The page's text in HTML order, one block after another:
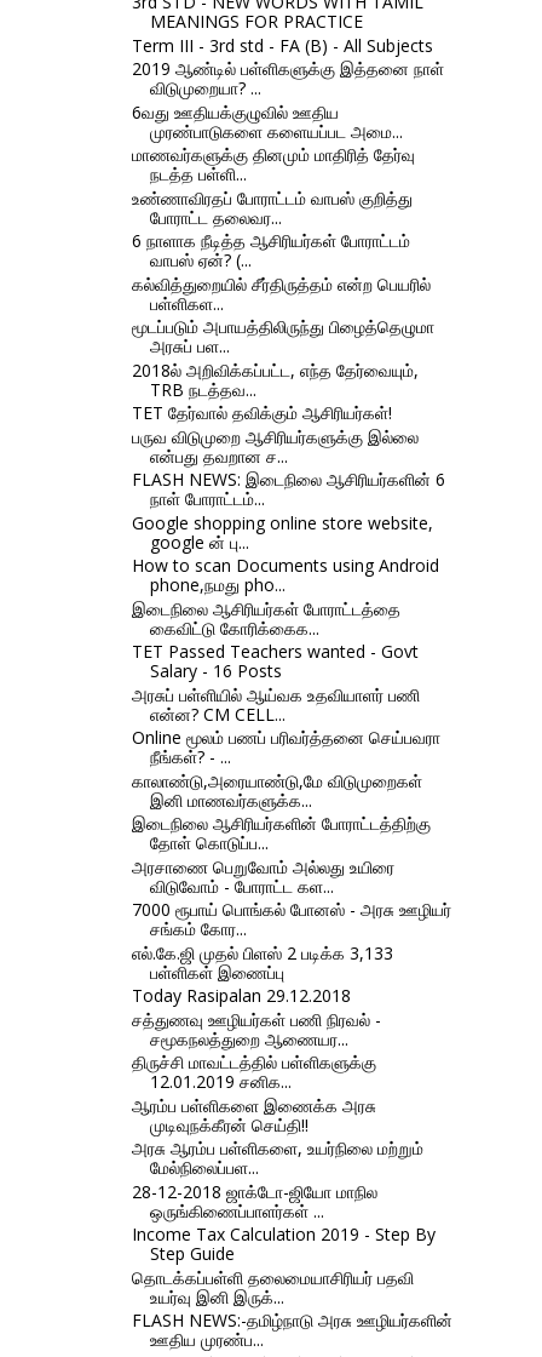
MEANINGS FOR PRACTICE
Term III - 3rd std - FA (B) - All Subjects
2019 ஆண்டில் பள்ளிகளுக்கு இத்தனை நாள்
விடுமுறையா? ...
6வது ஊதியக்குழுவில் ஊதிய
முரண்பாடுகளை களையப்பட அமை...
மாணவர்களுக்கு தினமும் மாதிரித் தேர்வு
நடத்த பள்ளி...
உண்ணாவிரதப் போராட்டம் வாபஸ் குறித்து
போராட்ட தலைவர...
6 நாளாக நீடித்த ஆசிரியர்கள் போராட்டம்
வாபஸ் ஏன்? (...
கல்வித்துறையில் சீர்திருத்தம் என்ற பெயரில்
பள்ளிகள...
மூடப்படும் அபாயத்திலிருந்து பிழைத்தெழுமா
அரசுப் பள...
2018ல் அறிவிக்கப்பட்ட, எந்த தேர்வையும்,
TRB நடத்தவ...
TET தேர்வால் தவிக்கும் ஆசிரியர்கள்!
பருவ விடுமுறை ஆசிரியர்களுக்கு இல்லை
என்பது தவறான ச...
FLASH NEWS: இடைநிலை ஆசிரியர்களின் 6
நாள் போராட்டம்...
Google shopping online store website,
google ன் பு...
How to scan Documents using Android
phone,நமது pho...
இடைநிலை ஆசிரியர்கள் போராட்டத்தை
கைவிட்டு கோரிக்கைக...
TET Passed Teachers wanted - Govt
Salary - 16 Posts
அரசுப் பள்ளியில் ஆய்வக உதவியாளர் பணி
என்ன? CM CELL...
Online மூலம் பணப் பரிவர்த்தனை செய்பவரா
நீங்கள்? - ...
காலாண்டு,அரையாண்டு,மே விடுமுறைகள்
இனி மாணவர்களுக்க...
இடைநிலை ஆசிரியர்களின் போராட்டத்திற்கு
தோள் கொடுப்ப...
அரசாணை பெறுவோம் அல்லது உயிரை
விடுவோம் - போராட்ட கள...
7000 ரூபாய் பொங்கல் போனஸ் - அரசு ஊழியர்
சங்கம் கோர...
எல்.கே.ஜி முதல் பிளஸ் 2 படிக்க 3,133
பள்ளிகள் இணைப்பு
Today Rasipalan 29.12.2018
சத்துணவு ஊழியர்கள் பணி நிரவல் -
சமூகநலத்துறை ஆணையர...
திருச்சி மாவட்டத்தில் பள்ளிகளுக்கு
12.01.2019 சனிக...
ஆரம்ப பள்ளிகளை இணைக்க அரசு
முடிவுநக்கீரன் செய்தி!!
அரசு ஆரம்ப பள்ளிகளை, உயர்நிலை மற்றும்
மேல்நிலைப்பள...
28-12-2018 ஜாக்டோ-ஜியோ மாநில
ஒருங்கிணைப்பாளர்கள் ...
Income Tax Calculation 2019 - Step By
Step Guide
தொடக்கப்பள்ளி தலைமையாசிரியர் பதவி
உயர்வு இனி இருக்...
FLASH NEWS:-தமிழ்நாடு அரசு ஊழியர்களின்
ஊதிய முரண்ப...